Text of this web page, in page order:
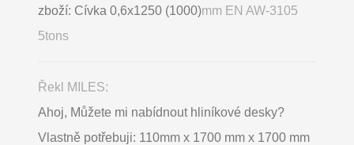
zboží: Cívka 0,6x1250 (1000)mm EN AW-3105
5tons
Řekl MILES:
Ahoj, Můžete mi nabídnout hliníkové desky?
Vlastně potřebuji: 110mm x 1700 mm x 1700 mm